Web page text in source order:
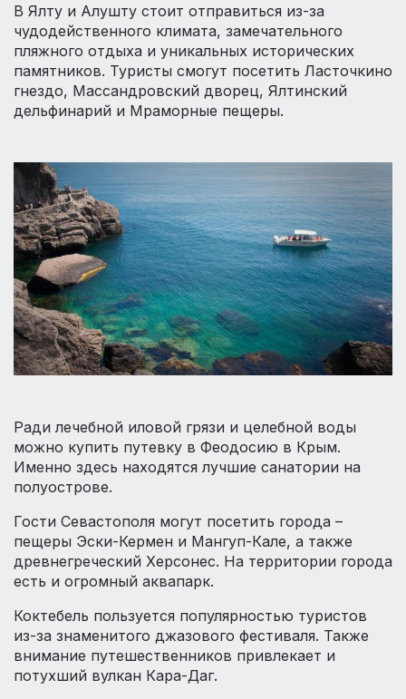
В Ялту и Алушту стоит отправиться из-за
чудодейственного климата, замечательного
пляжного отдыха и уникальных исторических
памятников. Туристы смогут посетить Ласточкино
гнездо, Массандровский дворец, Ялтинский
дельфинарий и Мраморные пещеры.
Ради лечебной иловой грязи и целебной воды
можно купить путевку в Феодосию в Крым.
Именно здесь находятся лучшие санатории на
полуострове.
Гости Севастополя могут посетить города –
пещеры Эски-Кермен и Мангуп-Кале, а также
древнегреческий Херсонес. На территории города
есть и огромный аквапарк.
Коктебель пользуется популярностью туристов
из-за знаменитого джазового фестиваля. Также
внимание путешественников привлекает и
потухший вулкан Кара-Даг.